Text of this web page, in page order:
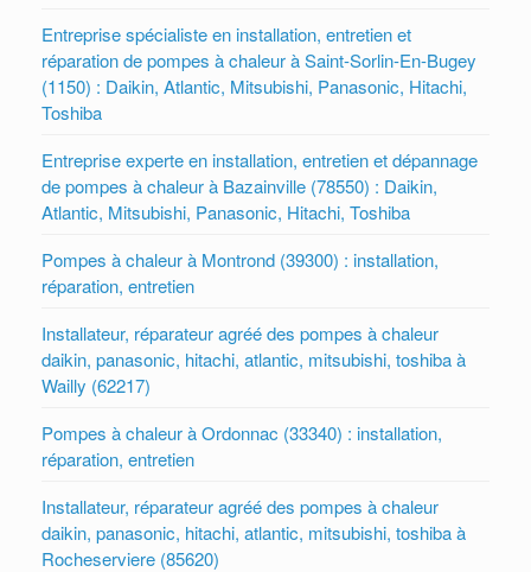
Entreprise spécialiste en installation, entretien et
réparation de pompes à chaleur à Saint-Sorlin-En-Bugey
(1150) : Daikin, Atlantic, Mitsubishi, Panasonic, Hitachi,
Toshiba
Entreprise experte en installation, entretien et dépannage
de pompes à chaleur à Bazainville (78550) : Daikin,
Atlantic, Mitsubishi, Panasonic, Hitachi, Toshiba
Pompes à chaleur à Montrond (39300) : installation,
réparation, entretien
Installateur, réparateur agréé des pompes à chaleur
daikin, panasonic, hitachi, atlantic, mitsubishi, toshiba à
Wailly (62217)
Pompes à chaleur à Ordonnac (33340) : installation,
réparation, entretien
Installateur, réparateur agréé des pompes à chaleur
daikin, panasonic, hitachi, atlantic, mitsubishi, toshiba à
Rocheserviere (85620)